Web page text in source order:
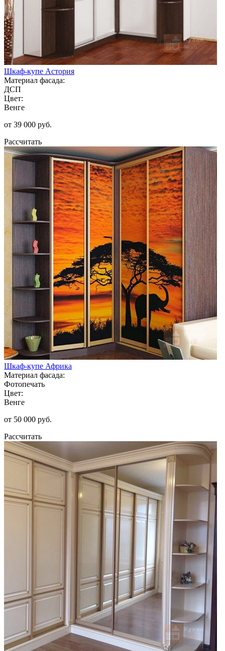
Шкаф-купе Астория
Материал фасада:
ДСП
Цвет:
Венге
от 39 000 руб.
Рассчитать
Шкаф-купе Африка
Материал фасада:
Фотопечать
Цвет:
Венге
от 50 000 руб.
Рассчитать